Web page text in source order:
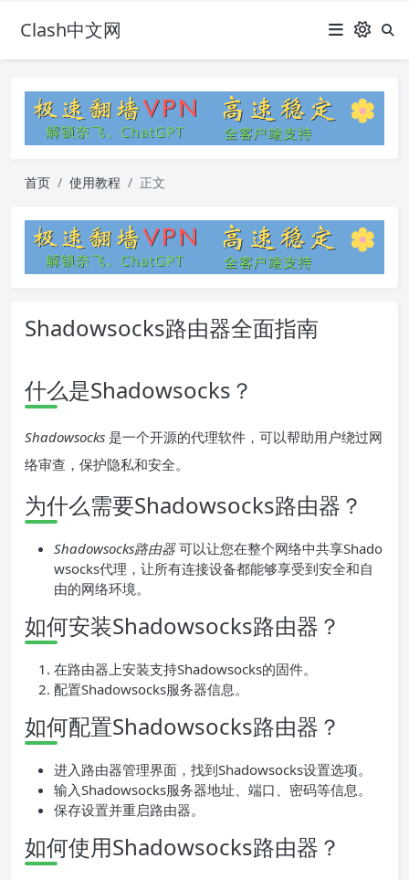
Clash中文网
首页 使用教程 正文
Shadowsocks路由器全面指南
什么是Shadowsocks？
Shadowsocks 是一个开源的代理软件，可以帮助用户绕过网
络审查，保护隐私和安全。
为什么需要Shadowsocks路由器？
Shadowsocks路由器可以让您在整个网络中共享Shado
wsocks代理，让所有连接设备都能够享受到安全和自
由的网络环境。
如何安装Shadowsocks路由器？
在路由器上安装支持Shadowsocks的固件。
配置Shadowsocks服务器信息。
如何配置Shadowsocks路由器？
进入路由器管理界面，找到Shadowsocks设置选项。
输入Shadowsocks服务器地址、端口、密码等信息。
保存设置并重启路由器。
如何使用Shadowsocks路由器？